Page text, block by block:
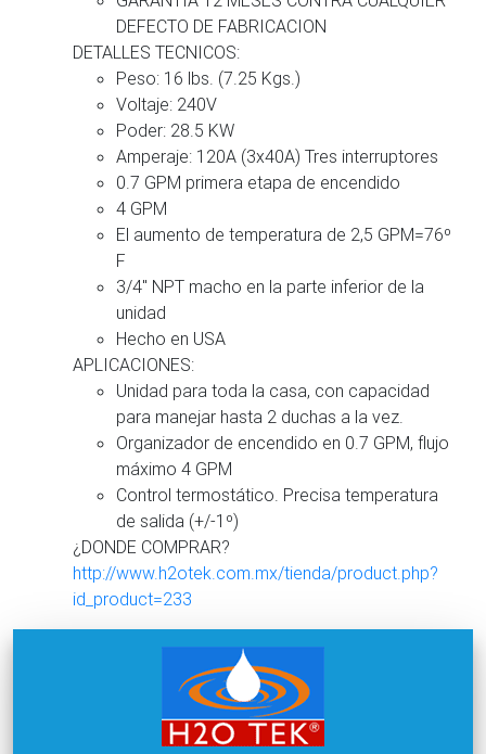
DEFECTO DE FABRICACION
DETALLES TECNICOS:
Peso: 16 lbs. (7.25 Kgs.)
Voltaje: 240V
Poder: 28.5 KW
Amperaje: 120A (3x40A) Tres interruptores
0.7 GPM primera etapa de encendido
4 GPM
El aumento de temperatura de 2,5 GPM=76º
F
3/4″ NPT macho en la parte inferior de la
unidad
Hecho en USA
APLICACIONES:
Unidad para toda la casa, con capacidad
para manejar hasta 2 duchas a la vez.
Organizador de encendido en 0.7 GPM, flujo
máximo 4 GPM
Control termostático. Precisa temperatura
de salida (+/-1º)
¿DONDE COMPRAR?
http://www.h2otek.com.mx/tienda/product.php?
id_product=233